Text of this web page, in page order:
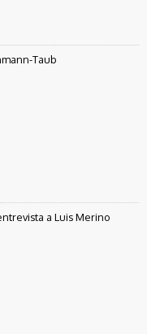
Taub
a Luis Merino